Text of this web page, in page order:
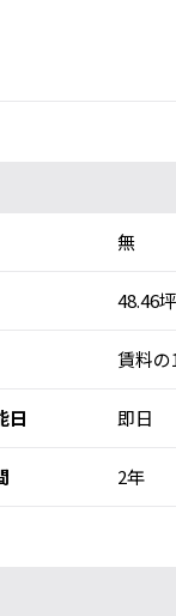
無
48.46
賃料
日 即日
2年